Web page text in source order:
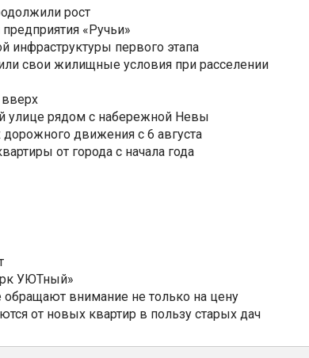
рост
«Ручьи»
первого этапа
свои жилищные условия при расселении
улице рядом с набережной Невы
движения с 6 августа
от города с начала года
УЮТный»
внимание не только на цену
от новых квартир в пользу старых дач